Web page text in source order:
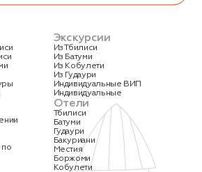
Экскурсии
Из Тбилиси
Из Батуми
Из Кобулети
Из Гудаури
Индивидуальные ВИП
Индивидуальные
Отели
Тбилиси
Батуми
Гудаури
Бакуриани
Местия
Боржоми
Кобулети